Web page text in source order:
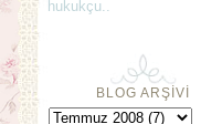
hukukçu..
BLOG ARŞİVİ